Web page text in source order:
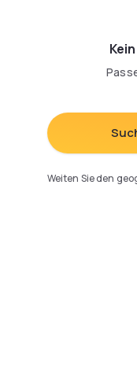
Weiten Sie den